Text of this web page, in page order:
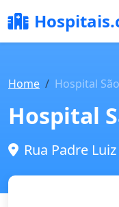
Home Hospital
Hospital
Rua Padre